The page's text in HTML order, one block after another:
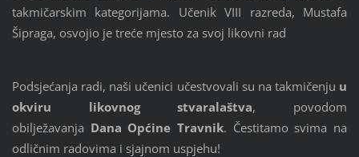
takmičarskim kategorijama. Učenik VIII razreda, Mustafa
Šipraga, osvojio je treće mjesto za svoj likovni rad
Podsjećanja radi, naši učenici učestvovali su na takmičenju u
okviru likovnog stvaralaštva, povodom
obilježavanja Dana Općine Travnik. Čestitamo svima na
odličnim radovima i sjajnom uspjehu!